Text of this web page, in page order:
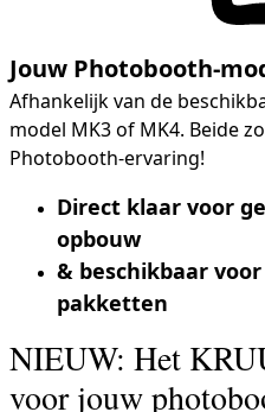
Jouw Photobooth-
Afhankelijk van de
model MK3 of MK4. Beide
Photobooth-ervaring!
Direct klaar voor
opbouw
& beschikbaar
pakketten
NIEUW: Het
voor jouw